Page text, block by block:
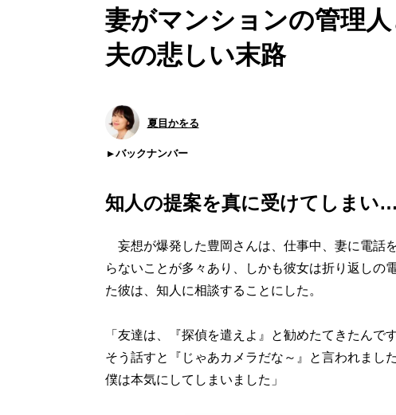
妻がマンションの管理
夫の悲しい末路
夏目かをる
バックナンバー
知人の提案を真に受けてしまい…
妄想が爆発した豊岡さんは、仕事中、妻に電話
らないことが多々あり、しかも彼女は折り返しの
た彼は、知人に相談することにした。
「友達は、『探偵を遣えよ』と勧めたてきたんで
そう話すと『じゃあカメラだな～』と言われまし
僕は本気にしてしまいました」